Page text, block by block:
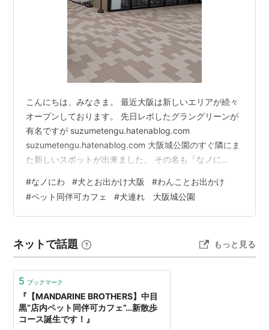
こんにちは、みなさま。 最近大阪は新しいエリアが続々
オープンしております。 先日レポしたグラングリーンが
有名ですが suzumetengu.hatenablog.com
suzumetengu.hatenablog.com 大阪城公園のすぐ隣にま
た新しいスポットが出来ました。 その名も「なノに
年もの間フェンスで囲まれてて、ここもったいないな〜
と思っていた場所です。 オープンして早速行ってきまし
た。 お天気が悪かったのが残念 元がどういうところだっ
があります。 後ろにそびえ立つNHK お店一覧…
#なノにわ #犬とお出かけ大阪 #わんことお出かけ
#ペット同伴可カフェ #犬連れ 大阪城公園
ネットで話題 もっと見る
5 ブックマーク
『【MANDARINE BROTHERS】中目
黒“店内ペット同伴可カフェ”…新散歩
コース誕生です！』